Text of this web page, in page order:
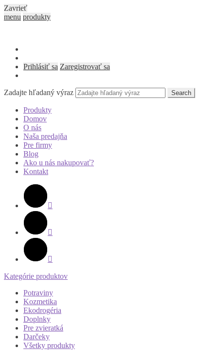
Zavrieť
menu produkty
Prihlásiť sa Zaregistrovať sa
Zadajte hľadaný výraz Search
Produkty
Domov
O nás
Naša predajňa
Pre firmy
Blog
Ako u nás nakupovať?
Kontakt
Kategórie produktov
Potraviny
Kozmetika
Ekodrogéria
Doplnky
Pre zvieratká
Darčeky
Všetky produkty